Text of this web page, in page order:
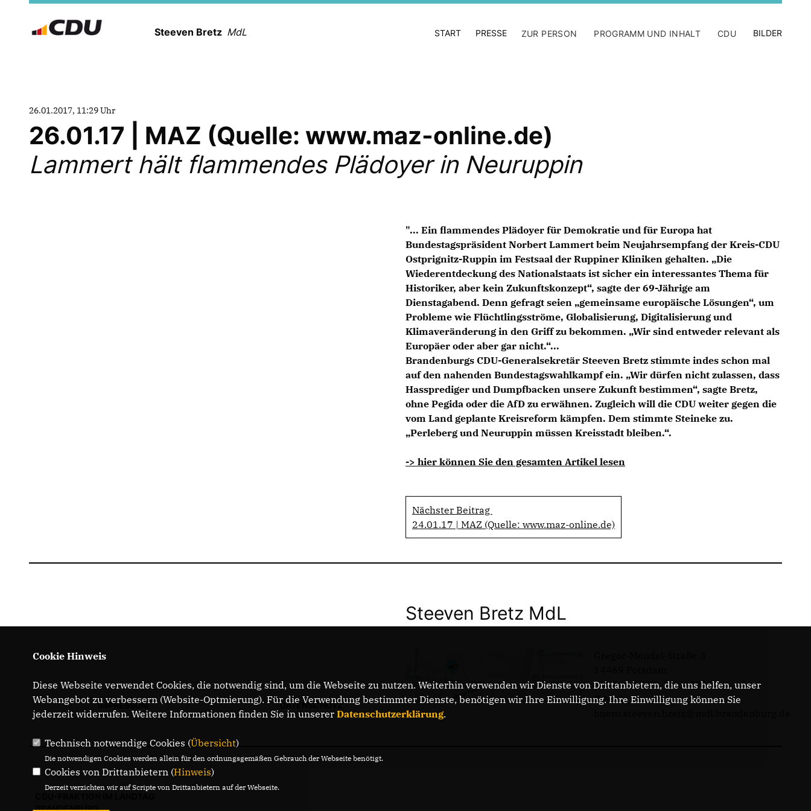
Steeven Bretz MdL START PRESSE ZUR PERSON PROGRAMM UND INHALT CDU BILDER
26.01.2017, 11:29 Uhr
26.01.17 | MAZ (Quelle: www.maz-online.de)
Lammert hält flammendes Plädoyer in Neuruppin
"... Ein flammendes Plädoyer für Demokratie und für Europa hat
Bundestagspräsident Norbert Lammert beim Neujahrsempfang der Kreis-CDU
Ostprignitz-Ruppin im Festsaal der Ruppiner Kliniken gehalten. „Die
Wiederentdeckung des Nationalstaats ist sicher ein interessantes Thema für
Historiker, aber kein Zukunftskonzept“, sagte der 69-Jährige am
Dienstagabend. Denn gefragt seien „gemeinsame europäische Lösungen“, um
Probleme wie Flüchtlingsströme, Globalisierung, Digitalisierung und
Klimaveränderung in den Griff zu bekommen. „Wir sind entweder relevant als
Europäer oder aber gar nicht.“...
Brandenburgs CDU-Generalsekretär Steeven Bretz stimmte indes schon mal
auf den nahenden Bundestagswahlkampf ein. „Wir dürfen nicht zulassen, dass
Hassprediger und Dumpfbacken unsere Zukunft bestimmen“, sagte Bretz,
ohne Pegida oder die AfD zu erwähnen. Zugleich will die CDU weiter gegen die
vom Land geplante Kreisreform kämpfen. Dem stimmte Steineke zu.
Perleberg und Neuruppin müssen Kreisstadt bleiben.“.
-> hier können Sie den gesamten Artikel lesen
Nächster Beitrag
24.01.17 | MAZ (Quelle: www.maz-online.de)
IMPRESSUM DATENSCHUTZ
Steeven Bretz MdL
Telefon: 0331 - 20085713
E-Mail:
BRANDENBURG
Cookie Hinweis
Diese Webseite verwendet Cookies, die notwendig sind, um die Webseite zu nutzen. Weiterhin verwenden wir Dienste von Drittanbietern, die uns helfen, unser
Webangebot zu verbessern (Website-Optmierung). Für die Verwendung bestimmter Dienste, benötigen wir Ihre Einwilligung. Ihre Einwilligung können Sie
jederzeit widerrufen. Weitere Informationen finden Sie in unserer Datenschutzerklärung.
Technisch notwendige Cookies (Übersicht)
Die notwendigen Cookies werden allein für den ordnungsgemäßen Gebrauch der Webseite benötigt.
Cookies von Drittanbietern (Hinweis)
Derzeit verzichten wir auf Scripte von Drittanbietern auf der Webseite.